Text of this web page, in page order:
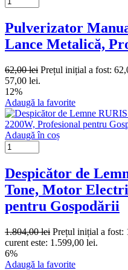
Pulverizator
Lance Metalică,
62,00lei Prețul inițial a fost:
57,00 lei.
12%
Adaugă la favorite
Adaugă în coș
Despicător de
Tone, Motor
pentru Gospodării
1.804,00lei Prețul inițial a fost:
curent este: 1.599,00 lei.
6%
Adaugă la favorite